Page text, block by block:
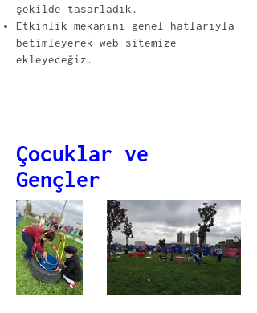
şekilde tasarladık.
Etkinlik mekanını genel hatlarıyla
betimleyerek web sitemize
ekleyeceğiz.
‍Çocuklar ve
Gençler